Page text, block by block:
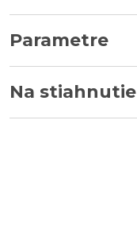
Parametre
Na stiahnutie